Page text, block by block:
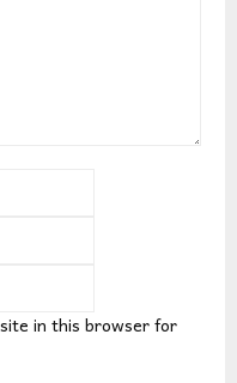
in this browser for